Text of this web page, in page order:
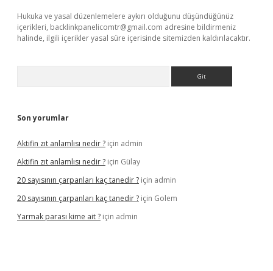
Hukuka ve yasal düzenlemelere aykırı olduğunu düşündüğünüz
içerikleri, backlinkpanelicomtr@gmail.com adresine bildirmeniz
halinde, ilgili içerikler yasal süre içerisinde sitemizden kaldırılacaktır.
Son yorumlar
Aktifin zıt anlamlısı nedir ? için admin
Aktifin zıt anlamlısı nedir ? için Gülay
20 sayısının çarpanları kaç tanedir ? için admin
20 sayısının çarpanları kaç tanedir ? için Golem
Yarmak parası kime ait ? için admin